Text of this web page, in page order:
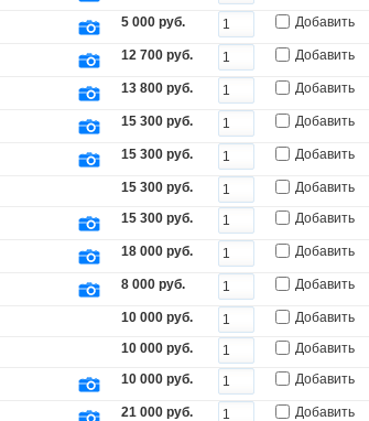
5 000 руб. Добавить
12 700 руб. Добавить
13 800 руб. Добавить
15 300 руб. Добавить
15 300 руб. Добавить
15 300 руб.
Добавить
15 300 руб. Добавить
18 000 руб. Добавить
8 000 руб. Добавить
10 000 руб.
Добавить
10 000 руб.
Добавить
10 000 руб. Добавить
21 000 руб. Добавить